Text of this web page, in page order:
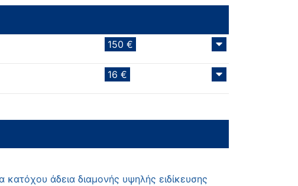
150 €
16 €
κατόχου άδεια διαμονής υψηλής ειδίκευσης